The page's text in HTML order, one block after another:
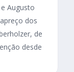
Augusto
dos
de
desde